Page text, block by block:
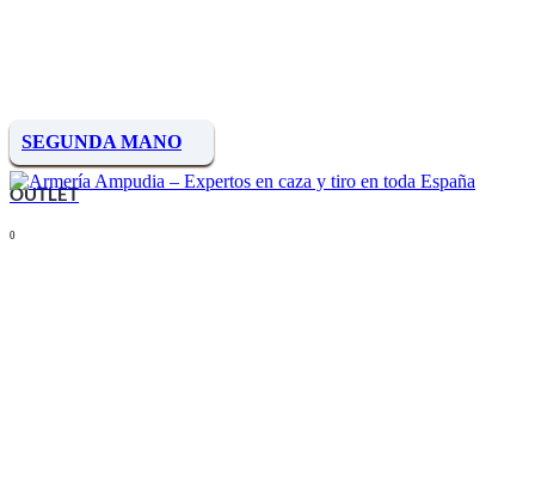
SEGUNDA MANO
OUTLET
0